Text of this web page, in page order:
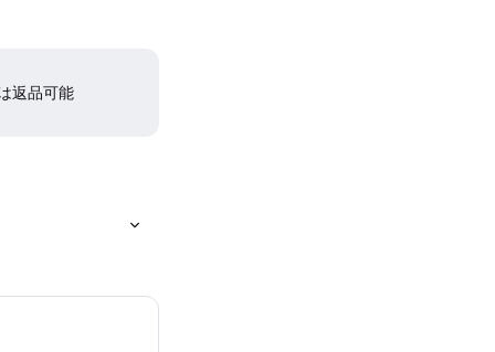
返品可能